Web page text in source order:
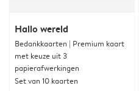
Hallo wereld
Bedankkaarten | Premium kaart
met keuze uit 3
papierafwerkingen
Set van 10 kaarten